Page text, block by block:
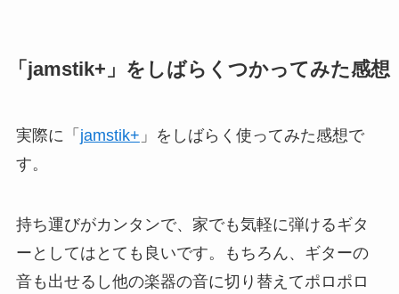
「jamstik+」をしばらくつかってみた感想
実際に「 jamstik+ 」をしばらく使ってみた感想で
す。
持ち運びがカンタンで、家でも気軽に弾けるギタ
ーとしてはとても良いです。もちろん、ギターの
音も出せるし他の楽器の音に切り替えてポロポロ